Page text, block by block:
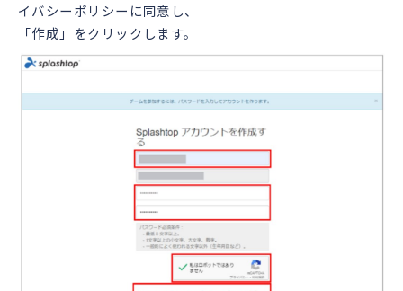
イバシーポリシーに同意し、
「作成」をクリックします。